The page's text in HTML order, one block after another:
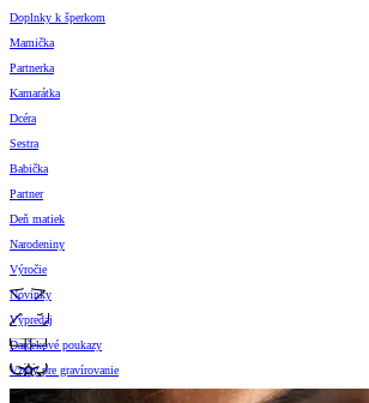
Doplnky k šperkom
Mamička
Partnerka
Kamarátka
Dcéra
Sestra
Babička
Partner
Deň matiek
Narodeniny
Výročie
Novinky
Výpredaj
Darčekové poukazy
Vzory pre gravírovanie